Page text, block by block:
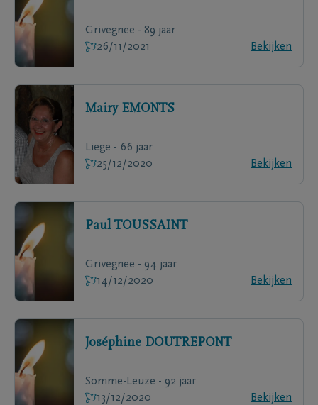
Grivegnee - 89 jaar
26/11/2021
Bekijken
Mairy EMONTS
Liege - 66 jaar
25/12/2020
Bekijken
Paul TOUSSAINT
Grivegnee - 94 jaar
14/12/2020
Bekijken
Joséphine DOUTREPONT
Somme-Leuze - 92 jaar
13/12/2020
Bekijken